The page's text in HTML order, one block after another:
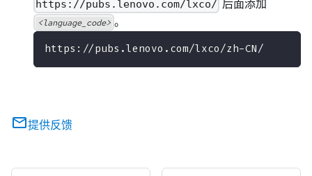
https://pubs.lenovo.com/lxco/ 后面添加
<language_code> 。
https://pubs.lenovo.com/lxco/zh-CN/
提供反馈